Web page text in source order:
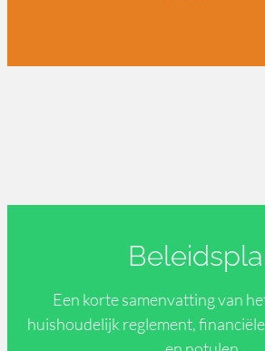
Een korte samenvatting van
huishoudelijk reglement,